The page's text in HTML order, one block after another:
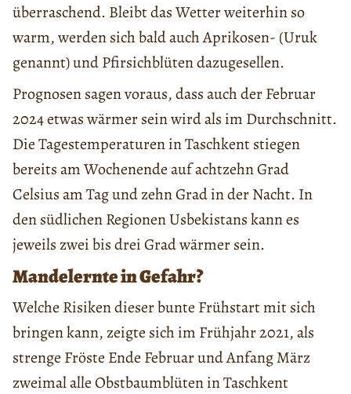
überraschend. Bleibt das Wetter weiterhin so
warm, werden sich bald auch Aprikosen- (Uruk
genannt) und Pfirsichblüten dazugesellen.
Prognosen sagen voraus, dass auch der Februar
2024 etwas wärmer sein wird als im Durchschnitt.
Die Tagestemperaturen in Taschkent stiegen
bereits am Wochenende auf achtzehn Grad
Celsius am Tag und zehn Grad in der Nacht. In
den südlichen Regionen Usbekistans kann es
jeweils zwei bis drei Grad wärmer sein.
Mandelernte in Gefahr?
Welche Risiken dieser bunte Frühstart mit sich
bringen kann, zeigte sich im Frühjahr 2021, als
strenge Fröste Ende Februar und Anfang März
zweimal alle Obstbaumblüten in Taschkent